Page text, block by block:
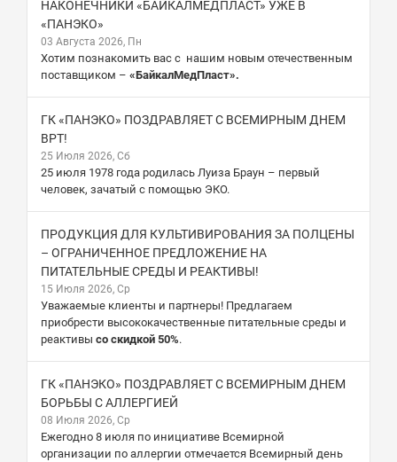
НАКОНЕЧНИКИ «БАЙКАЛМЕДПЛАСТ» УЖЕ В
«ПАНЭКО»
03 Августа 2026, Пн
Хотим познакомить вас с нашим новым отечественным
поставщиком – «БайкалМедПласт».
ГК «ПАНЭКО» ПОЗДРАВЛЯЕТ С ВСЕМИРНЫМ ДНЕМ
ВРТ!
25 Июля 2026, Сб
25 июля 1978 года родилась Луиза Браун – первый
человек, зачатый с помощью ЭКО.
ПРОДУКЦИЯ ДЛЯ КУЛЬТИВИРОВАНИЯ ЗА ПОЛЦЕНЫ
– ОГРАНИЧЕННОЕ ПРЕДЛОЖЕНИЕ НА
ПИТАТЕЛЬНЫЕ СРЕДЫ И РЕАКТИВЫ!
15 Июля 2026, Ср
Уважаемые клиенты и партнеры! Предлагаем
приобрести высококачественные питательные среды и
реактивы со скидкой 50%.
ГК «ПАНЭКО» ПОЗДРАВЛЯЕТ С ВСЕМИРНЫМ ДНЕМ
БОРЬБЫ С АЛЛЕРГИЕЙ
08 Июля 2026, Ср
Ежегодно 8 июля по инициативе Всемирной
организации по аллергии отмечается Всемирный день